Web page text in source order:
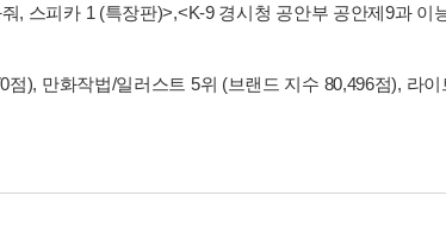
, 스피카 1 (특장판)>,<K-9 경시청 공안부 공안제9과 이
), 만화작법/일러스트 5위 (브랜드 지수 80,496점), 라